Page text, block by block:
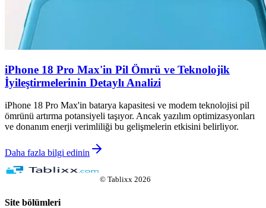
iPhone 18 Pro Max'in Pil Ömrü ve Teknolojik
İyileştirmelerinin Detaylı Analizi
iPhone 18 Pro Max'in batarya kapasitesi ve modem teknolojisi pil
ömrünü artırma potansiyeli taşıyor. Ancak yazılım optimizasyonları
ve donanım enerji verimliliği bu gelişmelerin etkisini belirliyor.
Daha fazla bilgi edinin
© Tablixx 2026
Site bölümleri